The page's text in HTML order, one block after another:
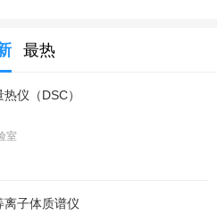
最热
仪（DSC）
室
离子体质谱仪